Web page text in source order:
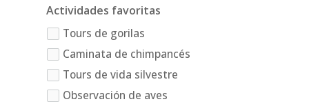
Actividades favoritas
Tours de gorilas
Caminata de chimpancés
Tours de vida silvestre
Observación de aves